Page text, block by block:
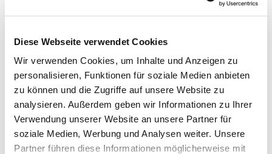
Diese Webseite verwendet Cookies
Wir verwenden Cookies, um Inhalte und Anzeigen zu
personalisieren, Funktionen für soziale Medien anbieten
zu können und die Zugriffe auf unsere Website zu
analysieren. Außerdem geben wir Informationen zu Ihrer
Verwendung unserer Website an unsere Partner für
soziale Medien, Werbung und Analysen weiter. Unsere
Partner führen diese Informationen möglicherweise mit